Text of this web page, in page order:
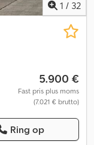
1 / 32
5.900 €
Fast pris plus moms
(7.021 € brutto)
Ring op